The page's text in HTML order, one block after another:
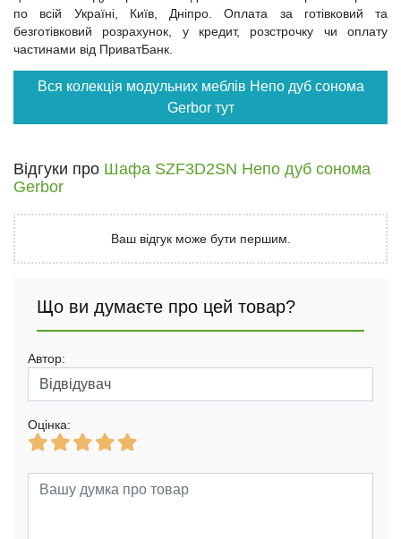
по всій Україні, Київ, Дніпро. Оплата за готівковий та
безготівковий розрахунок, у кредит, розстрочку чи оплату
частинами від ПриватБанк.
Вся колекція модульних меблів Непо дуб сонома
Gerbor тут
Відгуки про Шафа SZF3D2SN Непо дуб сонома
Gerbor
Ваш відгук може бути першим.
Що ви думаєте про цей товар?
Автор:
Оцінка: